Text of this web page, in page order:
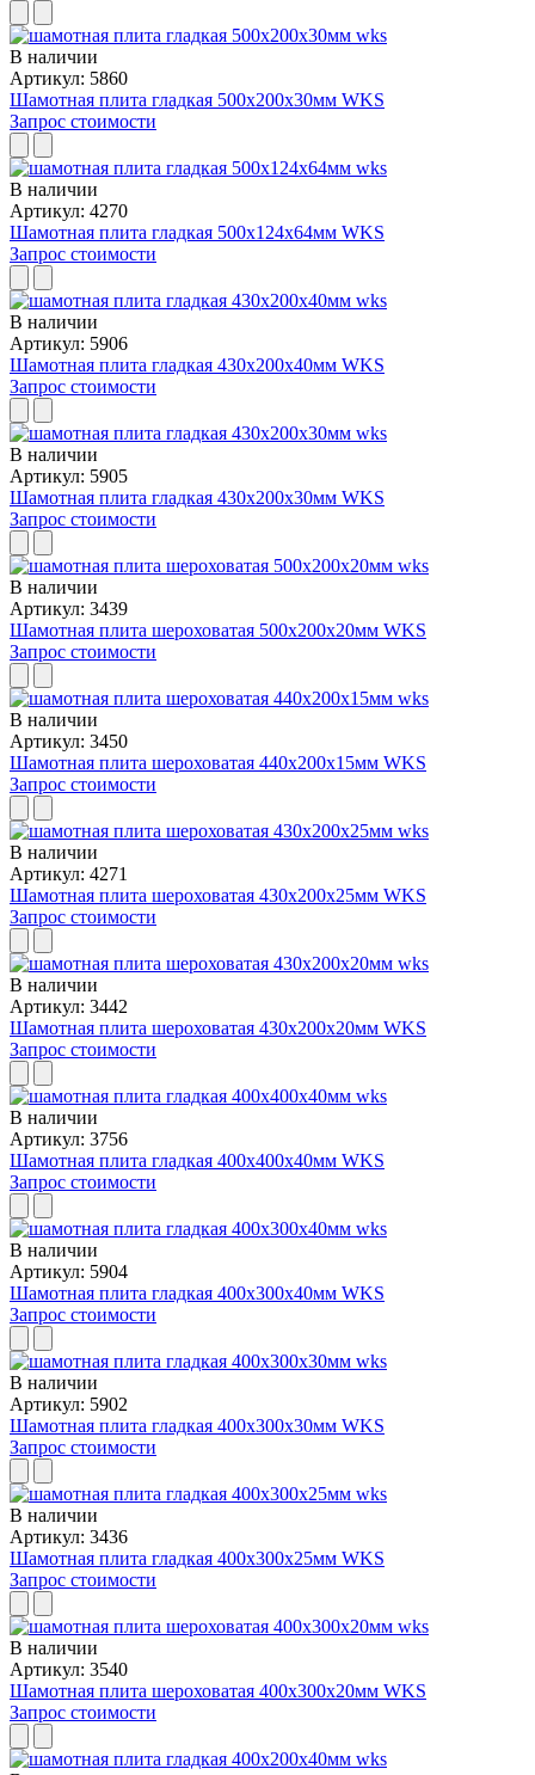
В наличии
Артикул: 5860
Шамотная плита гладкая 500x200x30мм WKS
Запрос стоимости
В наличии
Артикул: 4270
Шамотная плита гладкая 500x124x64мм WKS
Запрос стоимости
В наличии
Артикул: 5906
Шамотная плита гладкая 430x200x40мм WKS
Запрос стоимости
В наличии
Артикул: 5905
Шамотная плита гладкая 430x200x30мм WKS
Запрос стоимости
В наличии
Артикул: 3439
Шамотная плита шероховатая 500x200x20мм WKS
Запрос стоимости
В наличии
Артикул: 3450
Шамотная плита шероховатая 440x200x15мм WKS
Запрос стоимости
В наличии
Артикул: 4271
Шамотная плита шероховатая 430x200x25мм WKS
Запрос стоимости
В наличии
Артикул: 3442
Шамотная плита шероховатая 430x200x20мм WKS
Запрос стоимости
В наличии
Артикул: 3756
Шамотная плита гладкая 400x400x40мм WKS
Запрос стоимости
В наличии
Артикул: 5904
Шамотная плита гладкая 400x300x40мм WKS
Запрос стоимости
В наличии
Артикул: 5902
Шамотная плита гладкая 400x300x30мм WKS
Запрос стоимости
В наличии
Артикул: 3436
Шамотная плита гладкая 400x300x25мм WKS
Запрос стоимости
В наличии
Артикул: 3540
Шамотная плита шероховатая 400x300x20мм WKS
Запрос стоимости